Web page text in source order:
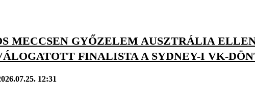
MECCSEN GYŐZELEM AUSZTRÁLIA
FINALISTA A SYDNEY-I VK-
12:31